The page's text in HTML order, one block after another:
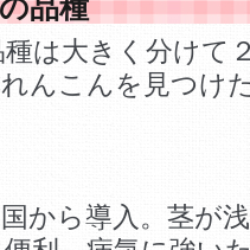
品種
は大きく分けて
んこんを見つけ
から導入。茎が